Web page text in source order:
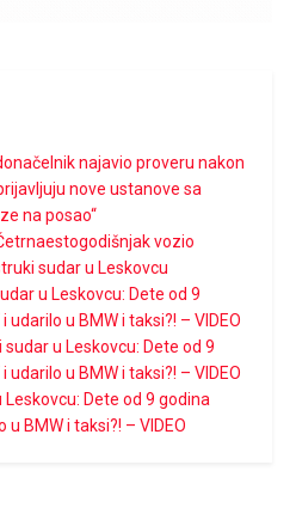
najavio proveru nakon
nove ustanove sa
na posao“
vozio
sudar u Leskovcu
u Leskovcu: Dete od 9
udarilo u BMW i taksi?! – VIDEO
u Leskovcu: Dete od 9
udarilo u BMW i taksi?! – VIDEO
Dete od 9 godina
BMW i taksi?! – VIDEO